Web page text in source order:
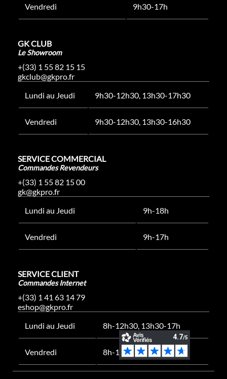
Vendredi 9h30-17h
GK CLUB
Le Showroom
+(33) 1 55 82 15 15
gkclub@gkpro.fr
Lundi au Jeudi
9h30-12h30, 13h30-17h30
Vendredi 9h30-12h30, 13h30-16h30
SERVICE COMMERCIAL
Commandes Revendeurs
+(33) 1 55 82 15 00
gk@gkpro.fr
Lundi au Jeudi
9h-18h
Vendredi 9h-17h
SERVICE CLIENT
Commandes Internet
+(33) 1 41 63 14 79
eshop@gkpro.fr
Lundi au Jeudi
8h-12h30, 13h30-17h
Vendredi 8h-12h30, 13h30-16h